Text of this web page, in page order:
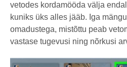
vetodes kordamööda välja
kuniks üks alles jääb. Iga
omadustega, mistõttu peab
vastase tugevusi ning nõrkusi